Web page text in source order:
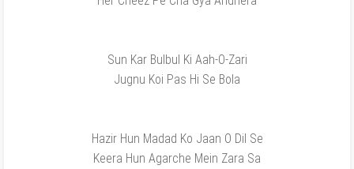
Sun Kar Bulbul Ki Aah-O-Zari
Jugnu Koi Pas Hi Se Bola
Hazir Hun Madad Ko Jaan O Dil Se
Keera Hun Agarche Mein Zara Sa